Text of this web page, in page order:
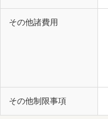
その他諸費用
その他制限事項